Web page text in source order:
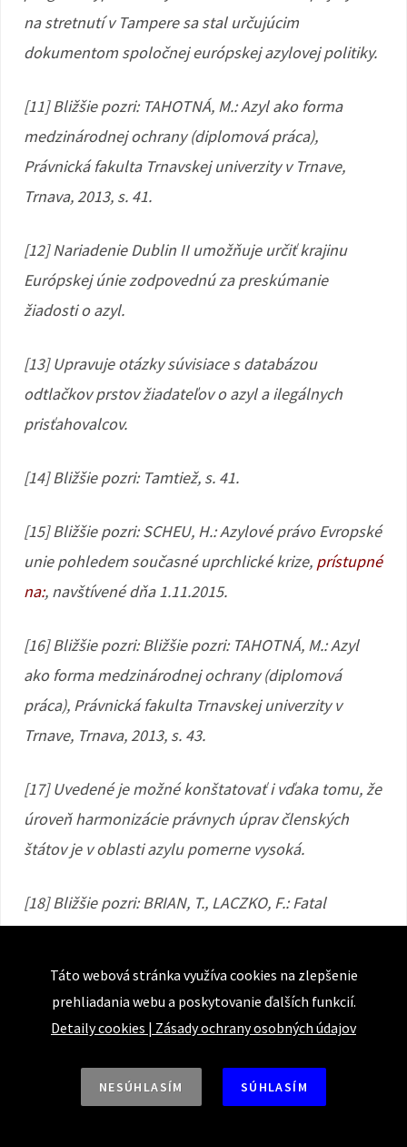
na stretnutí v Tampere sa stal určujúcim
dokumentom spoločnej európskej azylovej politiky.
[11] Bližšie pozri: TAHOTNÁ, M.: Azyl ako forma
medzinárodnej ochrany (diplomová práca),
Právnická fakulta Trnavskej univerzity v Trnave,
Trnava, 2013, s. 41.
[12] Nariadenie Dublin II umožňuje určiť krajinu
Európskej únie zodpovednú za preskúmanie
žiadosti o azyl.
[13] Upravuje otázky súvisiace s databázou
odtlačkov prstov žiadateľov o azyl a ilegálnych
prisťahovalcov.
[14] Bližšie pozri: Tamtiež, s. 41.
[15] Bližšie pozri: SCHEU, H.: Azylové právo Evropské
unie pohledem současné uprchlické krize, prístupné
na:, navštívené dňa 1.11.2015.
[16] Bližšie pozri: Bližšie pozri: TAHOTNÁ, M.: Azyl
ako forma medzinárodnej ochrany (diplomová
práca), Právnická fakulta Trnavskej univerzity v
Trnave, Trnava, 2013, s. 43.
[17] Uvedené je možné konštatovať i vďaka tomu, že
úroveň harmonizácie právnych úprav členských
štátov je v oblasti azylu pomerne vysoká.
[18] Bližšie pozri: BRIAN, T., LACZKO, F.: Fatal
Journeys – Tracking Lives Lost during Migration, s.
[19] GUILD, E., COSTELLO, C., GARLICK, M., MORENO-
System and Alternatives to Dublin, s. 8 –
prístupné na:, navštívené dňa 5.11.2015.
Táto webová stránka využíva cookies na zlepšenie
prehliadania webu a poskytovanie ďalších funkcií.
Detaily cookies | Zásady ochrany osobných údajov
NESÚHLASÍM SÚHLASÍM